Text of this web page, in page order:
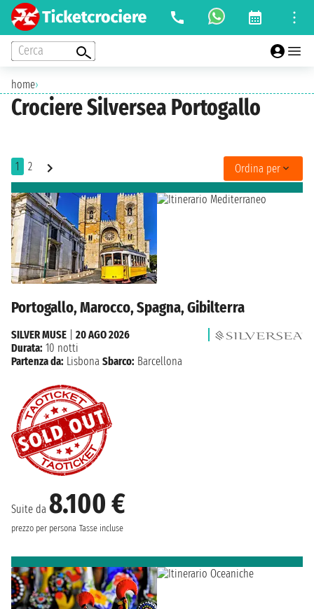
Cerca
home›
Crociere Silversea Portogallo
1 2 Ordina per
Portogallo, Marocco, Spagna, Gibilterra
Suite da 8.100 €
prezzo per persona Tasse incluse
SILVER MUSE
20 AGO 2026
Durata: 10 notti
Partenza da: Lisbona Sbarco: Barcellona